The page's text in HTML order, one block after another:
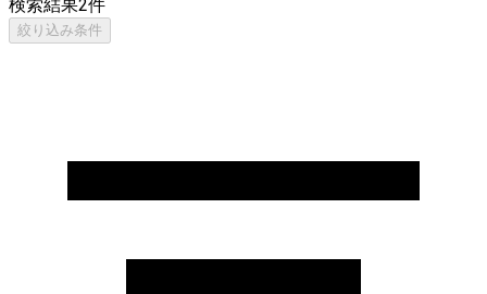
検索結果2件
絞り込み条件